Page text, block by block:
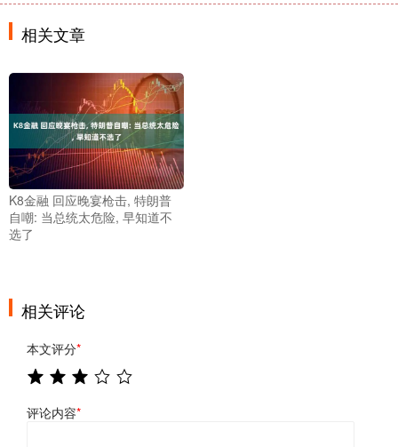
相关文章
K8金融 回应晚宴枪击, 特朗普
自嘲: 当总统太危险, 早知道不
选了
相关评论
本文评分*
评论内容*